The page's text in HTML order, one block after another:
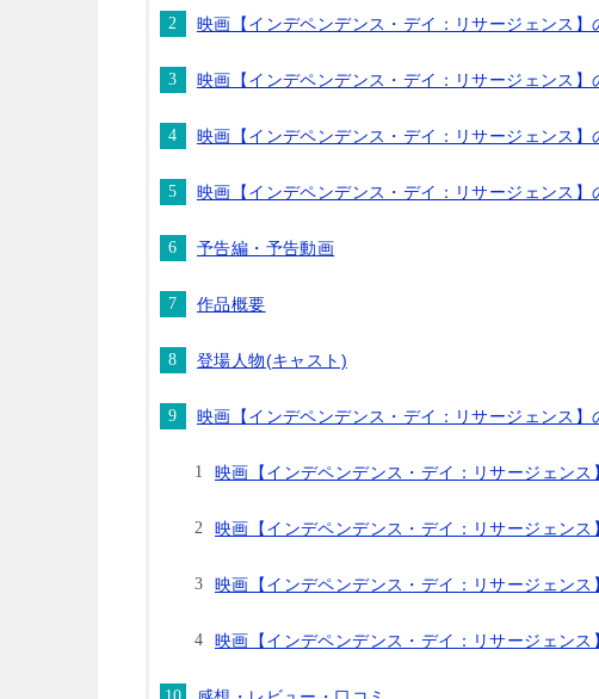
映画【インデペンデンス・デイ：リサージェンス】
映画【インデペンデンス・デイ：リサージェンス】
映画【インデペンデンス・デイ：リサージェンス】
映画【インデペンデンス・デイ：リサージェンス】
予告編・予告動画
作品概要
登場人物(キャスト)
映画【インデペンデンス・デイ：リサージェンス】
映画【インデペンデンス・デイ：リサージェンス
映画【インデペンデンス・デイ：リサージェンス
映画【インデペンデンス・デイ：リサージェンス
映画【インデペンデンス・デイ：リサージェンス